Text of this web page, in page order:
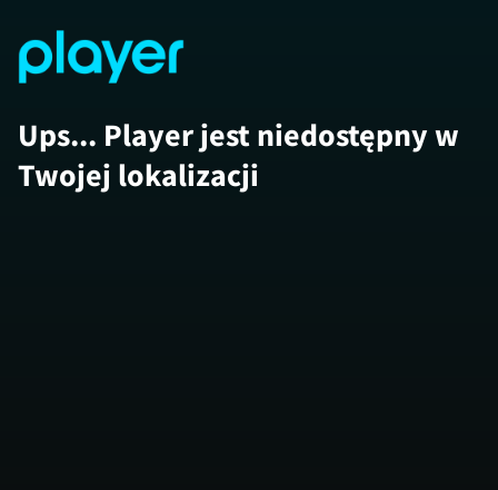
Ups... Player jest niedostępny w
Twojej lokalizacji